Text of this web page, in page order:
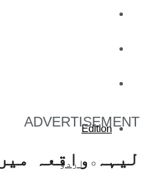
Edition
اردو
ADVERTISEMENT